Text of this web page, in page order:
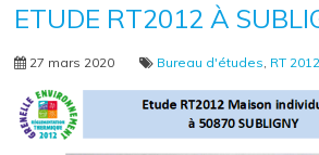
ETUDE RT2012 À
27 mars 2020 Bureau d'études RT 2012